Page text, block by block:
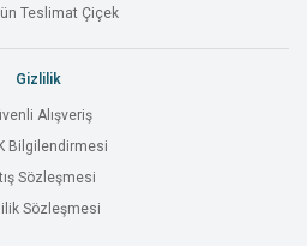
Teslimat Çiçek
Gizlilik
Alışveriş
Bilgilendirmesi
Sözleşmesi
Sözleşmesi